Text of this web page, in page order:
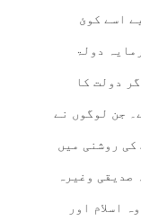
اسے کوئ
دولۃ
دولت کا
جن لوگوں نے
روشنی میں
صدیقی وغیرہ
اسلام اور